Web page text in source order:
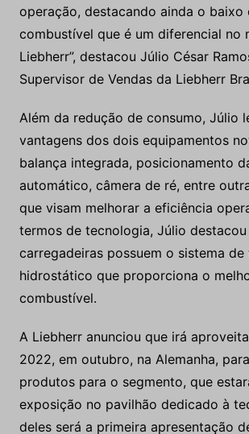
operação, destacando ainda o baixo
combustível que é um diferencial no
Liebherr”, destacou Júlio César
Supervisor de Vendas da Liebherr
Além da redução de consumo, Júlio
vantagens dos dois equipamentos
balança integrada, posicionamento
automático, câmera de ré, entre
que visam melhorar a eficiência
termos de tecnologia, Júlio
carregadeiras possuem o sistema de
hidrostático que proporciona o
combustível.
A Liebherr anunciou que irá
2022, em outubro, na Alemanha,
produtos para o segmento, que
exposição no pavilhão dedicado à
deles será a primeira apresentação